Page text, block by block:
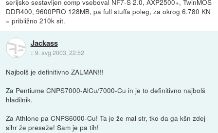
serijsko sestavljen comp vseboval NF7-S 2.0, AXP2500+, TwinMOS
DDR400, 9600PRO 128MB, pa full stuffa poleg, za okrog 6.780 KN
= približno 210k sit.
Jackass
::9. avg 2003, 22:52
Najbolš je definitivno ZALMAN!!!
Za Pentiume CNPS7000-AlCu/7000-Cu in je to definitivno najbolš
hladilnik.
Za Athlone pa CNPS6000-Cu! Ta je že mal str, tko da ga kšn zdej
sihr že preseže! Sam je pa tih!